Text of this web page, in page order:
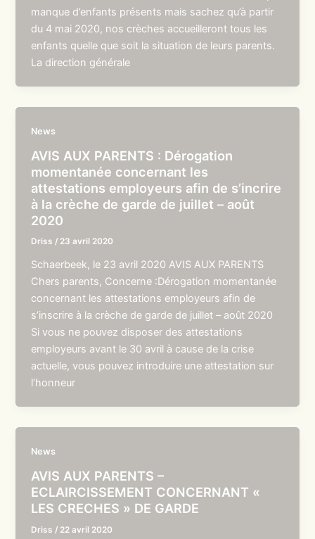
manque d’enfants présents mais sachez qu’à partir
du 4 mai 2020, nos crèches accueilleront tous les
enfants quelle que soit la situation de leurs parents.
La direction générale
News
AVIS AUX PARENTS : Dérogation
momentanée concernant les
attestations employeurs afin de s’incrire
à la crèche de garde de juillet – août
2020
Driss / 23 avril 2020
Schaerbeek, le 23 avril 2020 AVIS AUX PARENTS
Chers parents, Concerne :Dérogation momentanée
concernant les attestations employeurs afin de
s’inscrire à la crèche de garde de juillet – août 2020
Si vous ne pouvez disposer des attestations
employeurs avant le 30 avril à cause de la crise
actuelle, vous pouvez introduire une attestation sur
l’honneur
News
AVIS AUX PARENTS –
ECLAIRCISSEMENT CONCERNANT «
LES CRECHES » DE GARDE
Driss / 22 avril 2020